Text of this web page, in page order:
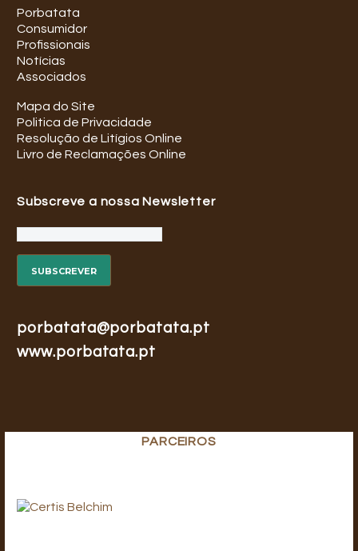
Porbatata
Consumidor
Profissionais
Notícias
Associados
Mapa do Site
Politica de Privacidade
Resolução de Litígios Online
Livro de Reclamações Online
Subscreve a nossa Newsletter
porbatata@porbatata.pt
www.porbatata.pt
PARCEIROS